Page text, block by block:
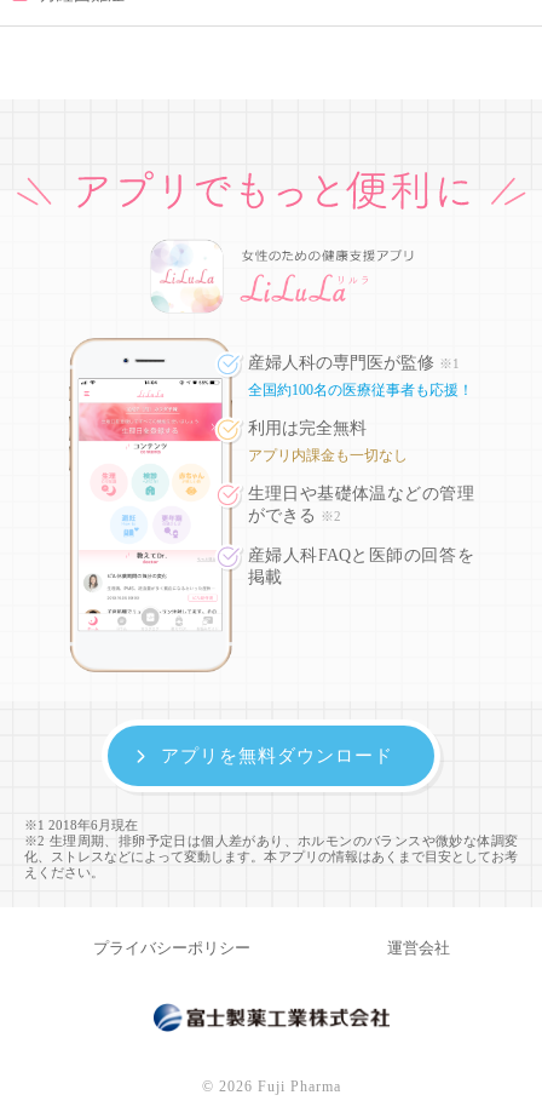
産婦人科の専門医が監修 ※1
全国約100名の医療従事者も応援！
利用は完全無料
アプリ内課金も一切なし
生理日や基礎体温などの管理
ができる
※2
産婦人科FAQと医師の回答を
掲載
※1 2018年6月現在
※2 生理周期、排卵予定日は個人差があり、ホルモンのバランスや微妙な体調変
化、ストレスなどによって変動します。本アプリの情報はあくまで目安としてお考
えください。
アプリを無料ダウンロード
プライバシーポリシー 運営会社
© 2026 Fuji Pharma